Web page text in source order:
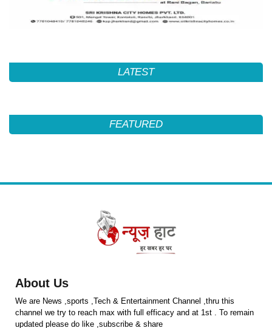
LATEST
FEATURED
About Us
We are News ,sports ,Tech & Entertainment Channel ,thru this
channel we try to reach max with full efficacy and at 1st . To remain
updated please do like ,subscribe & share